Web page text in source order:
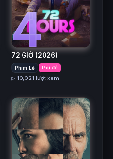
4
72 GIỜ (2026)
Phim Lẻ Phụ đề
▷ 10,021 lượt xem